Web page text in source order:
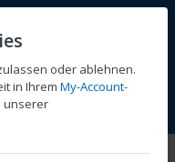
Wunschliste
oder ablehnen.
in Ihrem My-Account-
unserer